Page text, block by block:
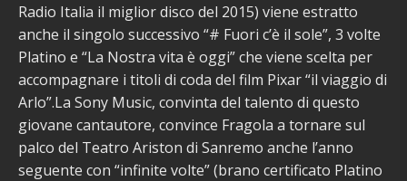
Radio Italia il miglior disco del 2015) viene estratto
anche il singolo successivo “# Fuori c’è il sole”, 3 volte
Platino e “La Nostra vita è oggi” che viene scelta per
accompagnare i titoli di coda del film Pixar “il viaggio di
Arlo”.La Sony Music, convinta del talento di questo
giovane cantautore, convince Fragola a tornare sul
palco del Teatro Ariston di Sanremo anche l’anno
seguente con “infinite volte” (brano certificato Platino